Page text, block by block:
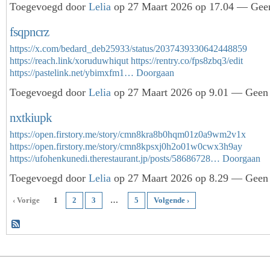
Toegevoegd door Lelia op 27 Maart 2026 op 17.04 —
fsqpncrz
https://x.com/bedard_deb25933/status/2037439330642448859
https://reach.link/xoruduwhiqut https://rentry.co/fps8zbq3/edit
https://pastelink.net/ybimxfm1… Doorgaan
Toegevoegd door Lelia op 27 Maart 2026 op 9.01 — Geen
nxtkiupk
https://open.firstory.me/story/cmn8kra8b0hqm01z0a9wm2v1x
https://open.firstory.me/story/cmn8kpsxj0h2o01w0cwx3h9ay
https://ufohenkunedi.therestaurant.jp/posts/58686728… Doorgaan
Toegevoegd door Lelia op 27 Maart 2026 op 8.29 — Geen
‹ Vorige 1 2 3 … 5 Volgende ›